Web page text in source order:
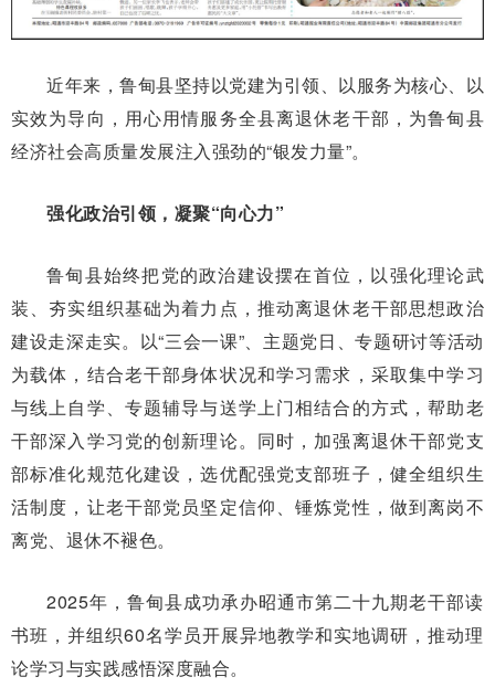
近年来，鲁甸县坚持以党建为引领、以服务为核心、以
实效为导向，用心用情服务全县离退休老干部，为鲁甸县
经济社会高质量发展注入强劲的“银发力量”。
强化政治引领，凝聚“向心力”
鲁甸县始终把党的政治建设摆在首位，以强化理论武
装、夯实组织基础为着力点，推动离退休老干部思想政治
建设走深走实。以“三会一课”、主题党日、专题研讨等活动
为载体，结合老干部身体状况和学习需求，采取集中学习
与线上自学、专题辅导与送学上门相结合的方式，帮助老
干部深入学习党的创新理论。同时，加强离退休干部党支
部标准化规范化建设，选优配强党支部班子，健全组织生
活制度，让老干部党员坚定信仰、锤炼党性，做到离岗不
离党、退休不褪色。
2025年，鲁甸县成功承办昭通市第二十九期老干部读
书班，并组织60名学员开展异地教学和实地调研，推动理
论学习与实践感悟深度融合。